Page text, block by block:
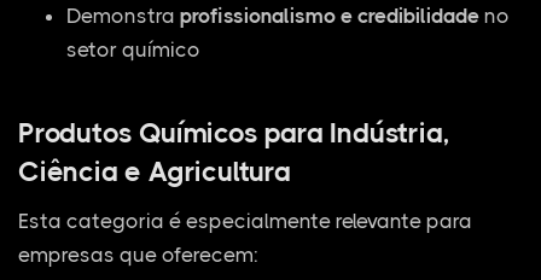
Demonstra profissionalismo e credibilidade no
setor químico
Produtos Químicos para Indústria,
Ciência e Agricultura
Esta categoria é especialmente relevante para
empresas que oferecem: